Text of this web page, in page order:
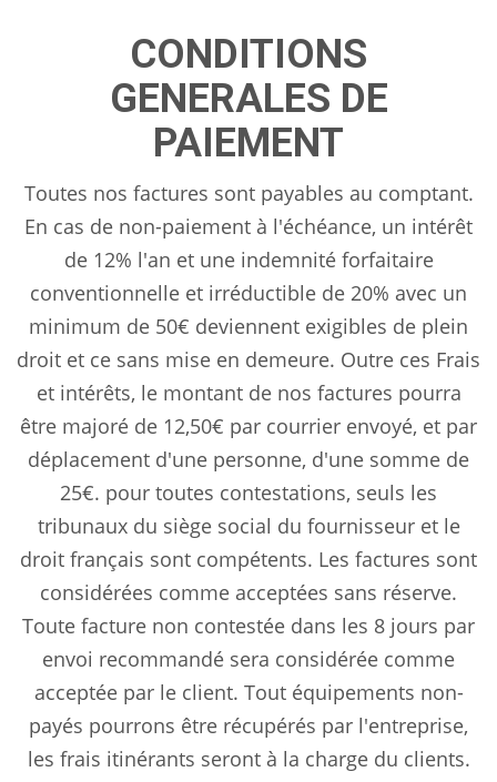
CONDITIONS
GENERALES DE
PAIEMENT
Toutes nos factures sont payables au comptant.
En cas de non-paiement à l'échéance, un intérêt
de 12% l'an et une indemnité forfaitaire
conventionnelle et irréductible de 20% avec un
minimum de 50€ deviennent exigibles de plein
droit et ce sans mise en demeure. Outre ces Frais
et intérêts, le montant de nos factures pourra
être majoré de 12,50€ par courrier envoyé, et par
déplacement d'une personne, d'une somme de
25€. pour toutes contestations, seuls les
tribunaux du siège social du fournisseur et le
droit français sont compétents. Les factures sont
considérées comme acceptées sans réserve.
Toute facture non contestée dans les 8 jours par
envoi recommandé sera considérée comme
acceptée par le client. Tout équipements non-
payés pourrons être récupérés par l'entreprise,
les frais itinérants seront à la charge du clients.